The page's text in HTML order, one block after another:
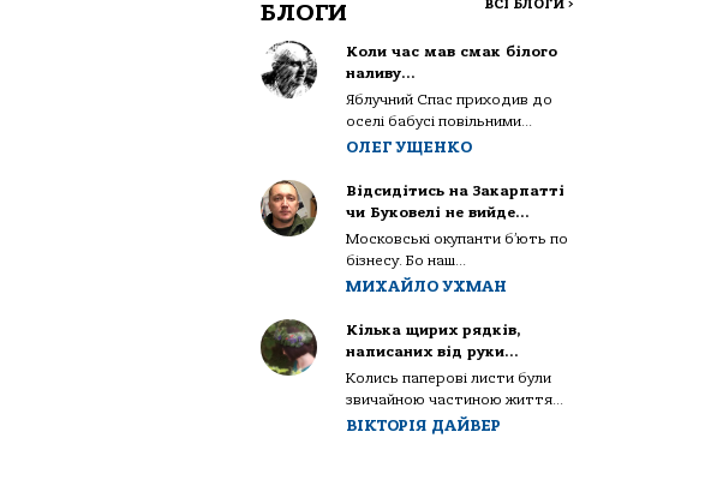
БЛОГИ ВСІ БЛОГИ >
Коли час мав смак білого
наливу…
Яблучний Спас приходив до
оселі бабусі повільними...
ОЛЕГ УЩЕНКО
Відсидітись на Закарпатті
чи Буковелі не вийде…
Московські окупанти б’ють по
бізнесу. Бо наш...
МИХАЙЛО УХМАН
Кілька щирих рядків,
написаних від руки…
Колись паперові листи були
звичайною частиною життя...
ВІКТОРІЯ ДАЙВЕР